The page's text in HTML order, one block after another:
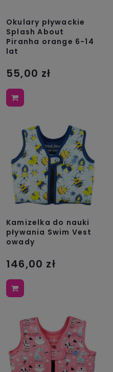
Okulary pływackie
Splash About
Piranha orange 6-14
lat
55,00 zł
Kamizelka do nauki
pływania Swim Vest
owady
146,00 zł